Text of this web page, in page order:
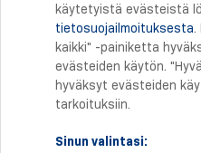
Tulostus
käytetyistä evästeistä
tietosuojailmoituksesta.
kaikki" -painiketta
evästeiden käytön.
hyväksyt evästeiden
tarkoituksiin.
Sinun valintasi: